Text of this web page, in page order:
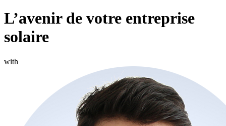
L’avenir de votre entreprise
solaire
with